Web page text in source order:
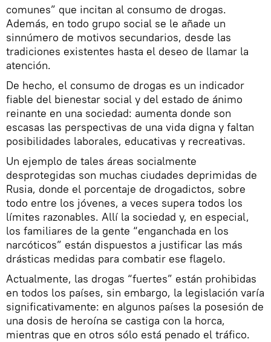
comunes” que incitan al consumo de drogas.
Además, en todo grupo social se le añade un
sinnúmero de motivos secundarios, desde las
tradiciones existentes hasta el deseo de llamar la
atención.
De hecho, el consumo de drogas es un indicador
fiable del bienestar social y del estado de ánimo
reinante en una sociedad: aumenta donde son
escasas las perspectivas de una vida digna y faltan
posibilidades laborales, educativas y recreativas.
Un ejemplo de tales áreas socialmente
desprotegidas son muchas ciudades deprimidas de
Rusia, donde el porcentaje de drogadictos, sobre
todo entre los jóvenes, a veces supera todos los
límites razonables. Allí la sociedad y, en especial,
los familiares de la gente “enganchada en los
narcóticos” están dispuestos a justificar las más
drásticas medidas para combatir ese flagelo.
Actualmente, las drogas “fuertes” están prohibidas
en todos los países, sin embargo, la legislación varía
significativamente: en algunos países la posesión de
una dosis de heroína se castiga con la horca,
mientras que en otros sólo está penado el tráfico.